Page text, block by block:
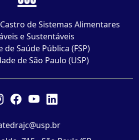
de Sistemas Alimentares
e Sustentáveis
de Saúde Pública (FSP)
de São Paulo (USP)